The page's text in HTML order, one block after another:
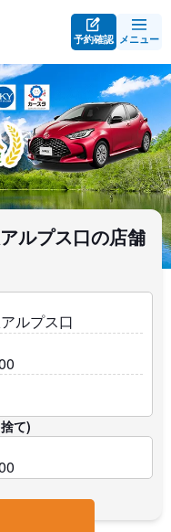
予約確認 メニュー
ルプス口の店舗
て)